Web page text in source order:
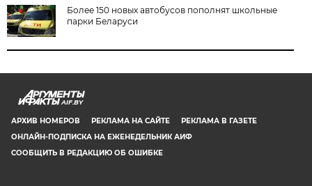
Более 150 новых автобусов пополнят школьные
парки Беларуси
AIF.BY
АРХИВ НОМЕРОВ РЕКЛАМА НА САЙТЕ
РЕКЛАМА В ГАЗЕТЕ
ОНЛАЙН-ПОДПИСКА НА ЕЖЕНЕДЕЛЬНИК АИФ
СООБЩИТЬ В РЕДАКЦИЮ ОБ ОШИБКЕ